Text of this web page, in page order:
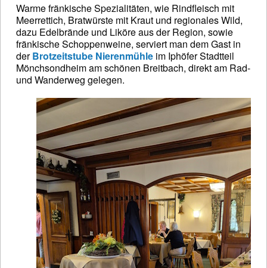
Warme fränkische Spezialitäten, wie Rindfleisch mit
Meerrettich, Bratwürste mit Kraut und regionales Wild,
dazu Edelbrände und Liköre aus der Region, sowie
fränkische Schoppenweine, serviert man dem Gast in
derBrotzeitstube Nierenmühle im Iphöfer Stadtteil
Mönchsondheim am schönen Breitbach, direkt am Rad-
und Wanderweg gelegen.